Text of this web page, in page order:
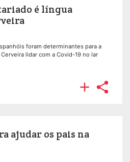
é língua
foram determinantes para a
lidar com a Covid-19 no lar
 
ajudar os pais na